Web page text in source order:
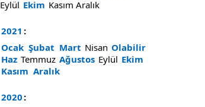
Eylül Ekim Kasım Aralık
2021 :
Ocak Şubat Mart Nisan Olabilir
Haz Temmuz Ağustos Eylül Ekim
Kasım Aralık
2020 :